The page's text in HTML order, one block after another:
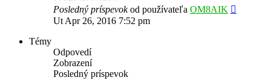
Posledný príspevokod používateľa OM8AIK
Ut Apr 26, 2016 7:52 pm
Témy
Odpovedí
Zobrazení
Posledný príspevok